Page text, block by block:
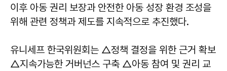
이후 아동 권리 보장과 안전한 아동 성장 환경 조성을
위해 관련 정책과 제도를 지속적으로 추진했다.
유니세프 한국위원회는 △정책 결정을 위한 근거 확보
△지속가능한 거버넌스 구축 △아동 참여 및 권리 교